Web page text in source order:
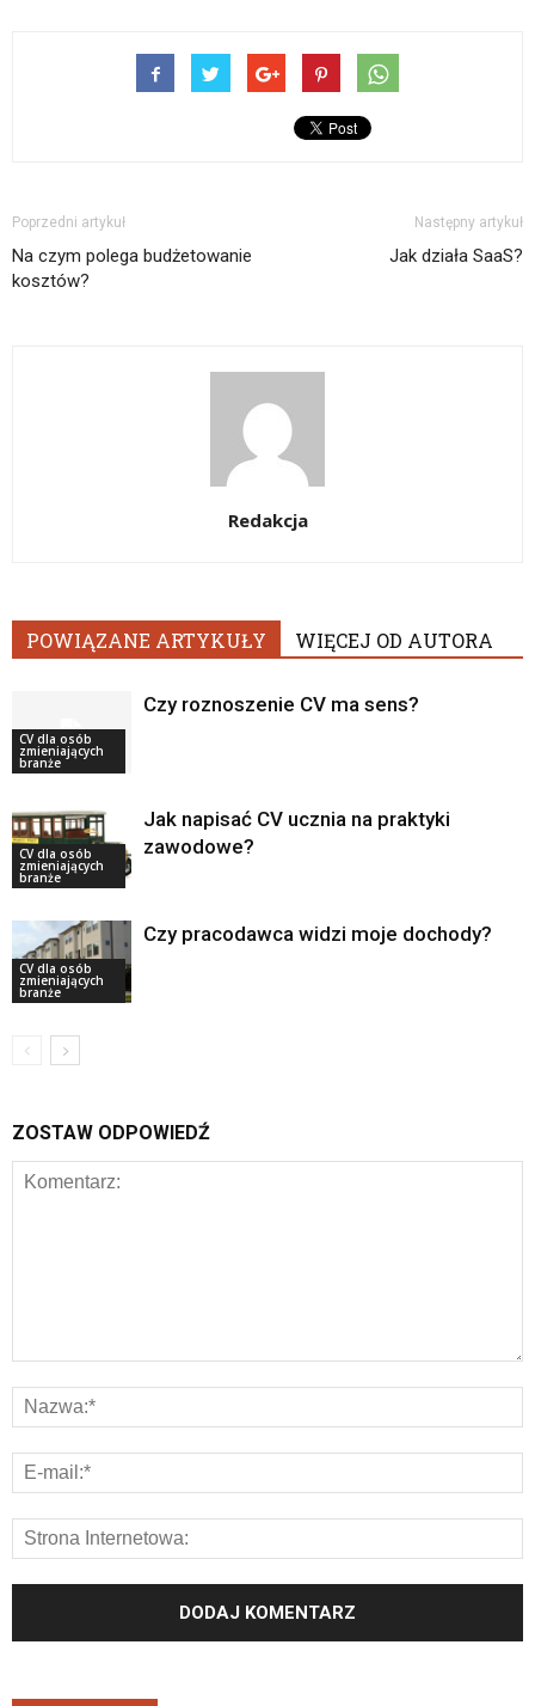
Poprzedni artykuł
Na czym polega budżetowanie
kosztów?
Następny artykuł
Jak działa SaaS?
Redakcja
POWIĄZANE ARTYKUŁY WIĘCEJ OD AUTORA
CV dla osób
zmieniających
branże
Czy roznoszenie CV ma sens?
CV dla osób
zmieniających
branże
Jak napisać CV ucznia na praktyki
zawodowe?
CV dla osób
zmieniających
branże
Czy pracodawca widzi moje dochody?
ZOSTAW ODPOWIEDŹ